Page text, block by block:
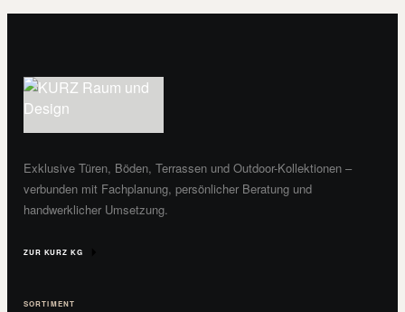
Exklusive Türen, Böden, Terrassen und Outdoor-Kollektionen –
verbunden mit Fachplanung, persönlicher Beratung und
handwerklicher Umsetzung.
ZUR KURZ KG
SORTIMENT